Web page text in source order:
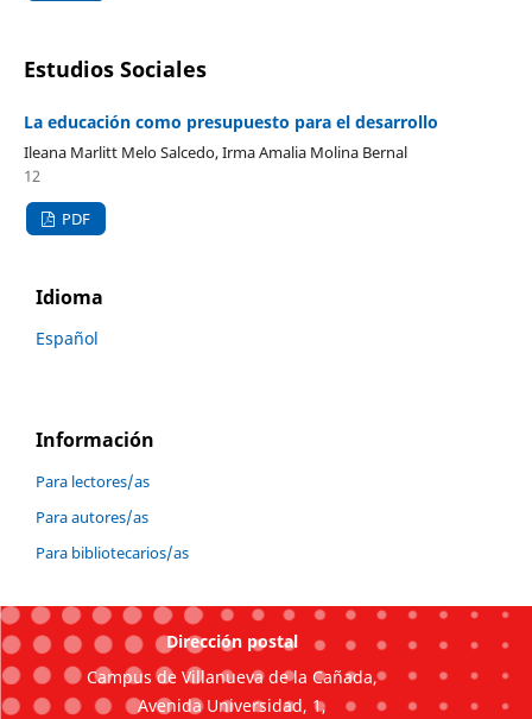
Estudios Sociales
La educación como presupuesto para el desarrollo
Ileana Marlitt Melo Salcedo, Irma Amalia Molina Bernal
12
PDF
Idioma
Español
Información
Para lectores/as
Para autores/as
Para bibliotecarios/as
Dirección postal
Campus de Villanueva de la Cañada,
Avenida Universidad, 1,